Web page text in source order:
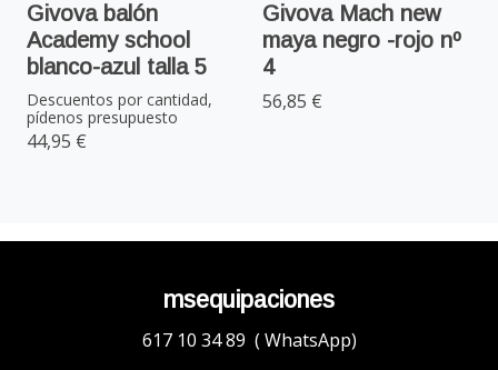
Givova balón
Academy school
blanco-azul talla 5
Descuentos por cantidad,
pídenos presupuesto
44,95 €
Givova Mach new
maya negro -rojo nº
4
56,85 €
msequipaciones
617 10 34 89 ( WhatsApp)